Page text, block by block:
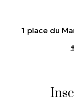
1 place du